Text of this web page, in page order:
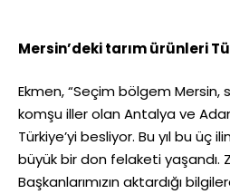
Mersin’deki tarım ürünleri
Ekmen, “Seçim bölgem
komşu iller olan Antalya ve
Türkiye’yi besliyor. Bu yıl bu
büyük bir don felaketi yaşandı.
Başkanlarımızın aktardığı